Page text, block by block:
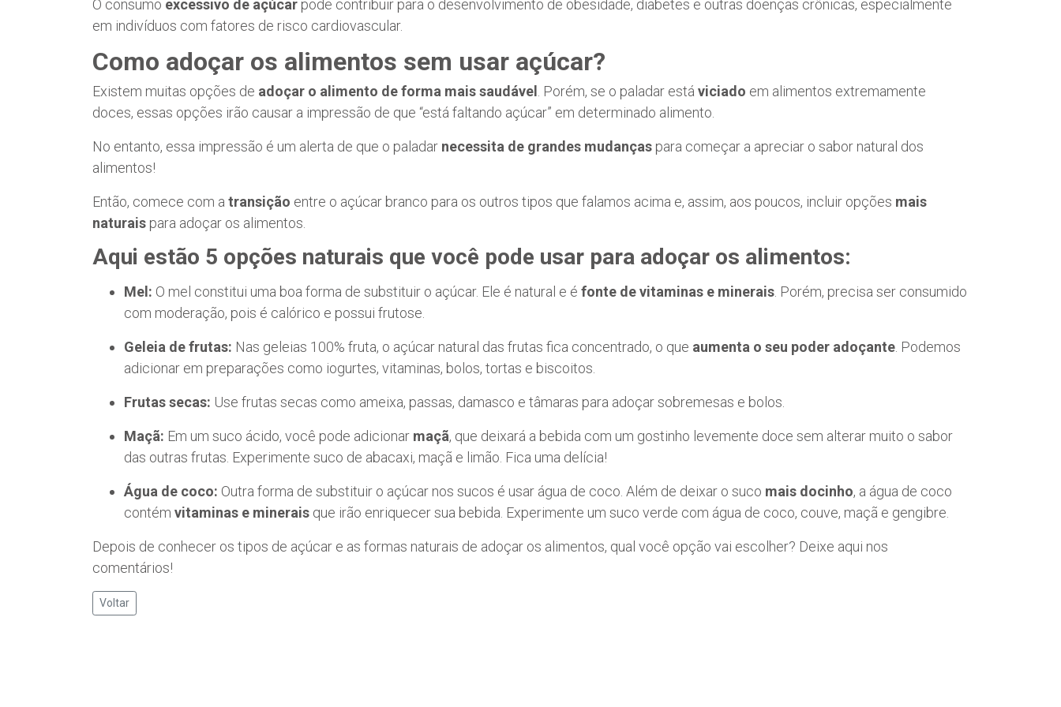
O consumo excessivo de açúcar pode contribuir para o desenvolvimento de obesidade, diabetes e outras doenças crônicas, especialmente
em indivíduos com fatores de risco cardiovascular.
Como adoçar os alimentos sem usar açúcar?
Existem muitas opções de adoçar o alimento de forma mais saudável . Porém, se o paladar está viciado em alimentos extremamente
doces, essas opções irão causar a impressão de que “está faltando açúcar” em determinado alimento.
No entanto, essa impressão é um alerta de que o paladar necessita de grandes mudanças para começar a apreciar o sabor natural dos
alimentos!
Então, comece com a transição entre o açúcar branco para os outros tipos que falamos acima e, assim, aos poucos, incluir opções mais
naturais para adoçar os alimentos.
Aqui estão 5 opções naturais que você pode usar para adoçar os alimentos:
Mel: O mel constitui uma boa forma de substituir o açúcar. Ele é natural e é fonte de vitaminas e minerais . Porém, precisa ser consumido
com moderação, pois é calórico e possui frutose.
Geleia de frutas: Nas geleias 100% fruta, o açúcar natural das frutas fica concentrado, o que aumenta o seu poder adoçante . Podemos
adicionar em preparações como iogurtes, vitaminas, bolos, tortas e biscoitos.
Frutas secas: Use frutas secas como ameixa, passas, damasco e tâmaras para adoçar sobremesas e bolos.
Maçã: Em um suco ácido, você pode adicionar maçã, que deixará a bebida com um gostinho levemente doce sem alterar muito o sabor
das outras frutas. Experimente suco de abacaxi, maçã e limão. Fica uma delícia!
Água de coco: Outra forma de substituir o açúcar nos sucos é usar água de coco. Além de deixar o suco mais docinho, a água de coco
contém vitaminas e minerais que irão enriquecer sua bebida. Experimente um suco verde com água de coco, couve, maçã e gengibre.
Depois de conhecer os tipos de açúcar e as formas naturais de adoçar os alimentos, qual você opção vai escolher? Deixe aqui nos
comentários!
Voltar